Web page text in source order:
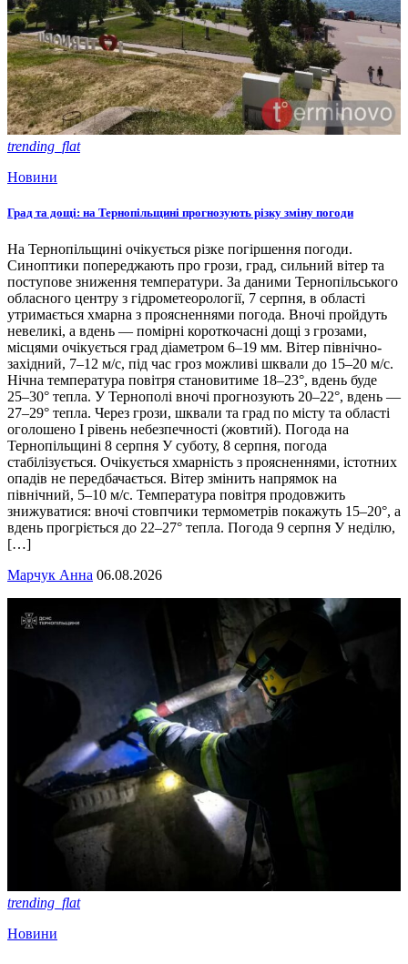
trending_flat
Новини
Град та дощі: на Тернопільщині прогнозують різку зміну погоди
На Тернопільщині очікується різке погіршення погоди.
Синоптики попереджають про грози, град, сильний вітер та
поступове зниження температури. За даними Тернопільського
обласного центру з гідрометеорології, 7 серпня, в області
утримається хмарна з проясненнями погода. Вночі пройдуть
невеликі, а вдень — помірні короткочасні дощі з грозами,
місцями очікується град діаметром 6–19 мм. Вітер північно-
західний, 7–12 м/с, під час гроз можливі шквали до 15–20 м/с.
Нічна температура повітря становитиме 18–23°, вдень буде
25–30° тепла. У Тернополі вночі прогнозують 20–22°, вдень —
27–29° тепла. Через грози, шквали та град по місту та області
оголошено І рівень небезпечності (жовтий). Погода на
Тернопільщині 8 серпня У суботу, 8 серпня, погода
стабілізується. Очікується хмарність з проясненнями, істотних
опадів не передбачається. Вітер змінить напрямок на
північний, 5–10 м/с. Температура повітря продовжить
знижуватися: вночі стовпчики термометрів покажуть 15–20°, а
вдень прогріється до 22–27° тепла. Погода 9 серпня У неділю,
[…]
Марчук Анна 06.08.2026
trending_flat
Новини